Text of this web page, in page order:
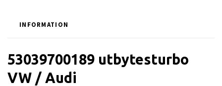
INFORMATION
53039700189 utbytesturbo
VW / Audi